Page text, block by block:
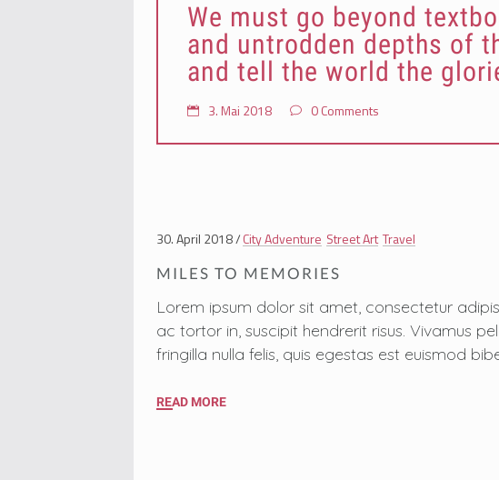
We must go beyond
and untrodden depths of
and tell the world the
3. Mai 2018 0 Comments
30. April 2018 City Adventure Street Art Travel
MILES TO MEMORIES
Lorem ipsum dolor sit amet, consectetur
ac tortor in, suscipit hendrerit risus. Vivamus
fringilla nulla felis, quis egestas est euismod
READ MORE